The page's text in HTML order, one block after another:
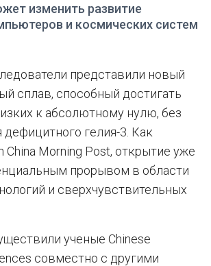
изменить развитие
и космических систем
представили новый
сплав, способный достигать
к абсолютному нулю, без
дефицитного гелия-3. Как
China Morning Post, открытие уже
прорывом в области
и сверхчувствительных
ученые Chinese
совместно с другими